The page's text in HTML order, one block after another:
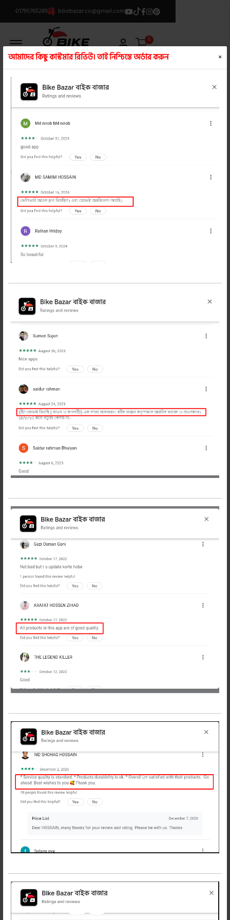
01795765289 bikebazar.co@gmail.com
Offcanvas Menu Open 0
ক্যাটাগরি লিস্ট/বাইক টায়ার
product view
টায়ার
1 টাকা 1 টাকা অর্ডার করুন
অত্যান্ত সাশ্রয়ী দামে অরিজিনাল বাজাজ ডিসকভার
150 বাইক টায়ার কিনুন বাইক বাজার থেকে।
✅ ১০০% অরিজিনাল প্রডাক্ট। প্রডাক্ট জেনুইন না হলে
✅ জেনুইন বাজাজ ডিসকভার 150 বাইক টায়ার ব্যবহার
যেমন স্বস্তিদায়ক তেমনি টেকসই বিবেচনায় সাশ্রয়ী
✅ বাইক বাজার - বাইকারদের আস্থায়।
প্রডাক্ট হাতে পেয়ে টাকা পরিশোধ
- +
অর্ডার
সকল
শেয়ার করুন:
বিবরণ
বাজাজ ডিসকভার 150 অরিজিনাল বাইক
টায়ার
অত্যান্ত সাশ্রয়ী দামে অরিজিনাল বাজাজ
থেকে।
✅ ১০০% অরিজিনাল প্রডাক্ট। প্রডাক্ট জেনুইন না
হলে ডাবল টাকা রিটার্ন।
✅ জেনুইন বাজাজ ডিসকভার 150 বাইক টায়ার
ব্যবহার যেমন স্বস্তিদায়ক তেমনি টেকসই
বিবেচনায় সাশ্রয়ী
✅ বাইক বাজার - বাইকারদের আস্থায়।
এখনি অর্ডার করুন Bajaj Discover 150 Bike
আমাদের কিছু কাস্টমার রিভিউ। তাই নিশ্চিন্তে অর্ডার করুন ×